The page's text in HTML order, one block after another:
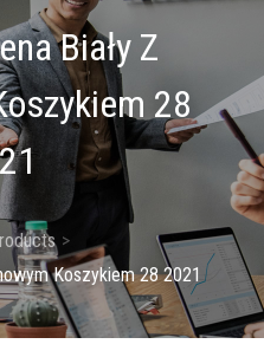
Biały Z
28
Koszykiem 28 2021